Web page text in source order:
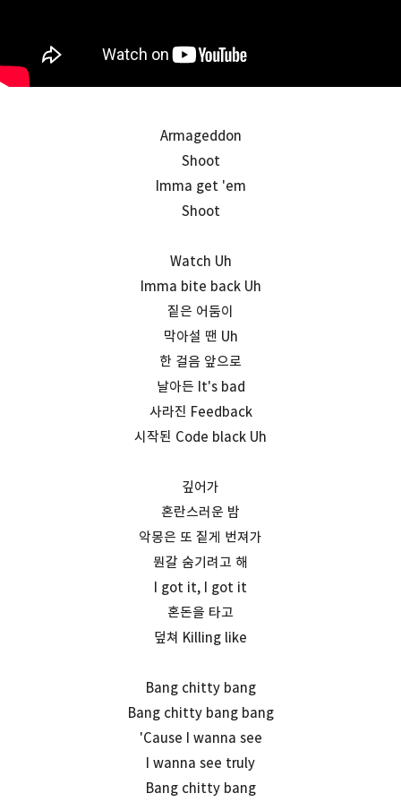
Armageddon
Shoot
Imma get 'em
Shoot
Watch Uh
Imma bite back Uh
짙은 어둠이
막아설 땐 Uh
한 걸음 앞으로
날아든 It's bad
사라진 Feedback
시작된 Code black Uh
깊어가
혼란스러운 밤
악몽은 또 짙게 번져가
뭔갈 숨기려고 해
I got it, I got it
혼돈을 타고
덮쳐 Killing like
Bang chitty bang
Bang chitty bang bang
'Cause I wanna see
I wanna see truly
Bang chitty bang